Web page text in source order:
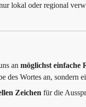
lokal oder regional
an möglichst einfache
des Wortes an, sondern
Zeichen für die